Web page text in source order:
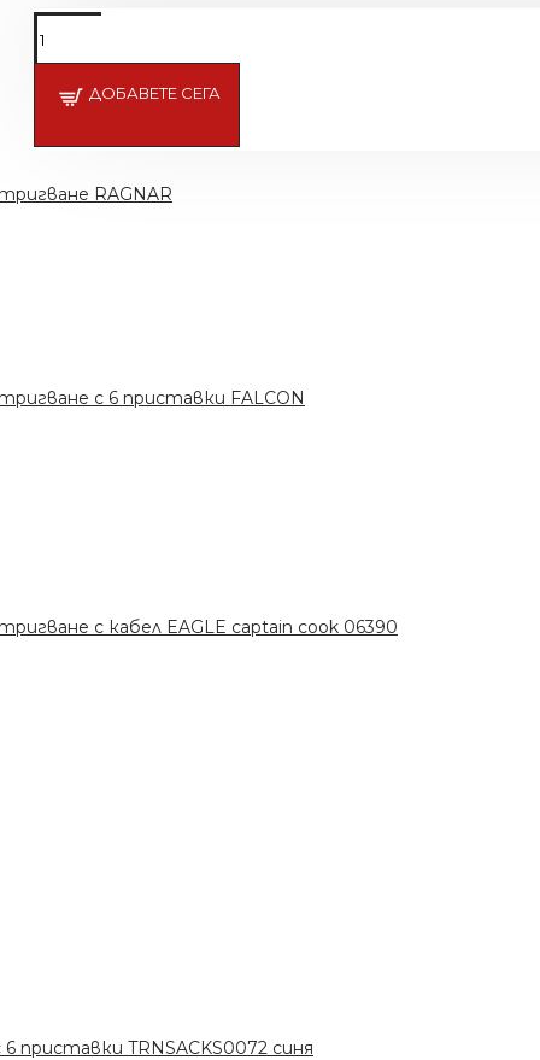
ДОБАВЕТЕ СЕГА
RAGNAR
с 6 приставки FALCON
с кабел EAGLE captain cook 06390
приставки TRNSACKS0072 синя